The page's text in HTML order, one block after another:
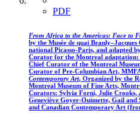
PDF
From Africa to the Americas: Face to
by the Musée de quai
national Picasso-Paris, and adapted
Curator for the Montreal adaptation:
Chief Curator of the Montreal
Curator of Pre-Columbian Art,
Contemporary Art, Organized by the
Montreal Museum of Fine Arts,
Curators: Sylvia Forni, Julie Crooks,
Geneviève Goyer-Ouimette, Gail and
and Canadian Contemporary Art